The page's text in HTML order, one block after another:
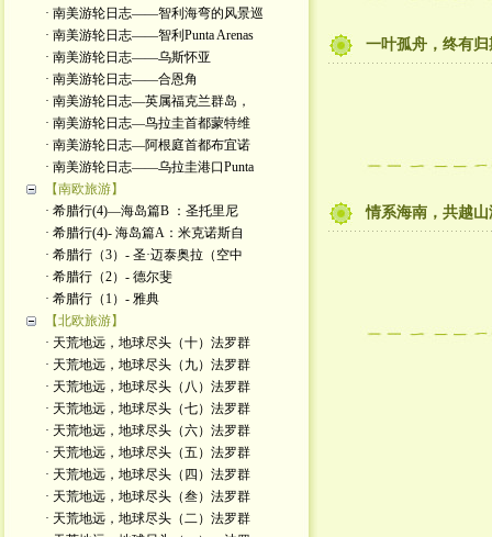
· 南美游轮日志——智利海弯的风景巡
· 南美游轮日志——智利Punta Arenas
· 南美游轮日志——乌斯怀亚
· 南美游轮日志——合恩角
· 南美游轮日志—英属福克兰群岛，
· 南美游轮日志—鸟拉圭首都蒙特维
· 南美游轮日志—阿根庭首都布宜诺
· 南美游轮日志——乌拉圭港口Punta
【南欧旅游】
· 希腊行(4)—海岛篇B ：圣托里尼
· 希腊行(4)- 海岛篇A：米克诺斯自
· 希腊行（3）- 圣·迈泰奥拉（空中
· 希腊行（2）- 德尔斐
· 希腊行（1）- 雅典
【北欧旅游】
· 天荒地远，地球尽头（十）法罗群
· 天荒地远，地球尽头（九）法罗群
· 天荒地远，地球尽头（八）法罗群
· 天荒地远，地球尽头（七）法罗群
· 天荒地远，地球尽头（六）法罗群
· 天荒地远，地球尽头（五）法罗群
· 天荒地远，地球尽头（四）法罗群
· 天荒地远，地球尽头（叁）法罗群
· 天荒地远，地球尽头（二）法罗群
一叶孤舟，终有
情系海南，共越